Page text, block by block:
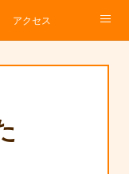
ジェクト
アクセス